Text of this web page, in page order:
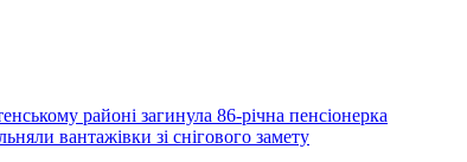
районі загинула 86-річна пенсіонерка
вантажівки зі снігового замету